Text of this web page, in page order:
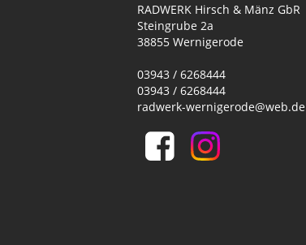
RADWERK Hirsch & Mänz GbR
Steingrube 2a
38855 Wernigerode
03943 / 6268444
03943 / 6268444
radwerk-wernigerode@web.de